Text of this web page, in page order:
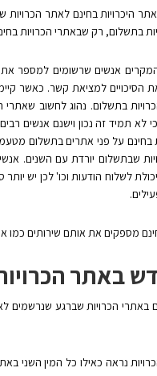
אתר היכרויות בחינם לאתר
בתשלום, רק שבאתרי הכרויות
אנשים שרשומים למספר
הסיכויים למציאת קשר. כאשר
בתשלום. נהוג לחשוב שאתרי
לא תמיד זה נכון וישנם אנשים
בחינם על פני אתרים בתשלום
שבתשלום יורדת עם השנים.
לשלוח הודעות וכו' לכן יש
מספקים את אותם שירותים כמו
באתר
באתרי הכרויות שברגע שנרשמים
נראה כאילו כל המין השני